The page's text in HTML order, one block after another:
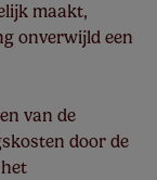
maakt,
onverwijld een
van de
door de